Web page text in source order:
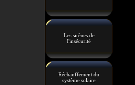
Les sirènes de
l'insécurité
Réchauffement du
système solaire